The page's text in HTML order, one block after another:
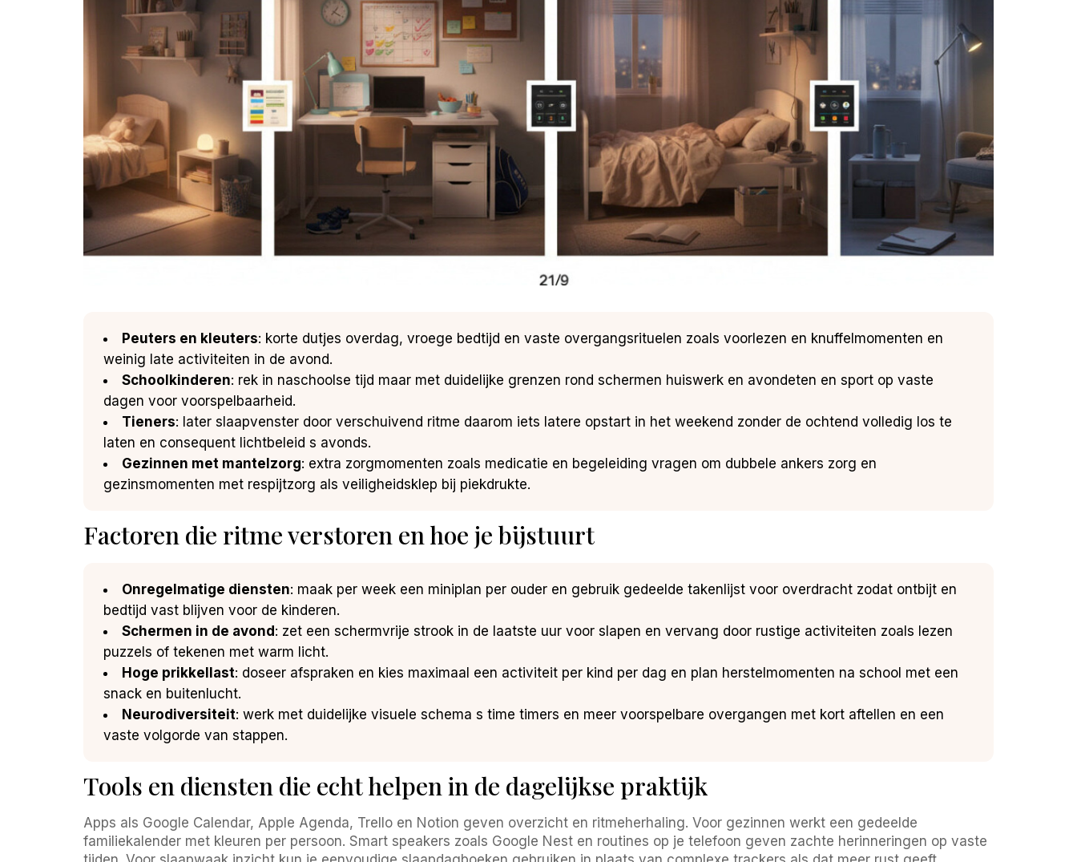
Peuters en kleuters: korte dutjes overdag, vroege bedtijd en vaste overgangsrituelen zoals voorlezen en knuffelmomenten en
weinig late activiteiten in de avond.
Schoolkinderen: rek in naschoolse tijd maar met duidelijke grenzen rond schermen huiswerk en avondeten en sport op vaste
dagen voor voorspelbaarheid.
Tieners: later slaapvenster door verschuivend ritme daarom iets latere opstart in het weekend zonder de ochtend volledig los te
laten en consequent lichtbeleid s avonds.
Gezinnen met mantelzorg: extra zorgmomenten zoals medicatie en begeleiding vragen om dubbele ankers zorg en
gezinsmomenten met respijtzorg als veiligheidsklep bij piekdrukte.
Factoren die ritme verstoren en hoe je bijstuurt
Onregelmatige diensten: maak per week een miniplan per ouder en gebruik gedeelde takenlijst voor overdracht zodat ontbijt en
bedtijd vast blijven voor de kinderen.
Schermen in de avond: zet een schermvrije strook in de laatste uur voor slapen en vervang door rustige activiteiten zoals lezen
puzzels of tekenen met warm licht.
Hoge prikkellast: doseer afspraken en kies maximaal een activiteit per kind per dag en plan herstelmomenten na school met een
snack en buitenlucht.
Neurodiversiteit: werk met duidelijke visuele schema s time timers en meer voorspelbare overgangen met kort aftellen en een
vaste volgorde van stappen.
Tools en diensten die echt helpen in de dagelijkse praktijk
Apps als Google Calendar, Apple Agenda, Trello en Notion geven overzicht en ritmeherhaling. Voor gezinnen werkt een gedeelde
familiekalender met kleuren per persoon. Smart speakers zoals Google Nest en routines op je telefoon geven zachte herinneringen op vaste